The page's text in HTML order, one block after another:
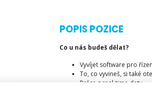
POPIS POZICE
Co u nás budeš dělat?
Vyvíjet software pro
To, co vyvineš, si také
Práce s real-time daty